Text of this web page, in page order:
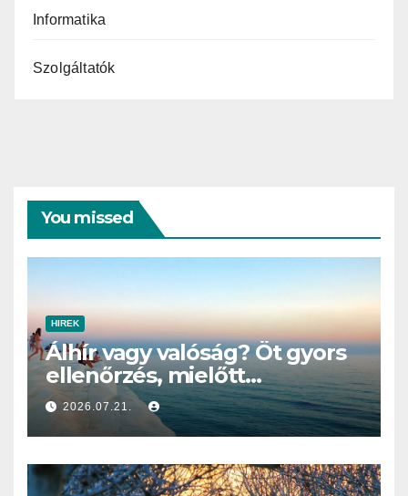
Informatika
Szolgáltatók
You missed
HIREK
Álhír vagy valóság? Öt gyors
ellenőrzés, mielőtt
megosztod
2026.07.21.